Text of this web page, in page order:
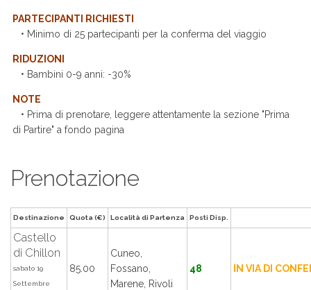
PARTECIPANTI RICHIESTI
• Minimo di 25 partecipanti per la conferma del viaggio
RIDUZIONI
• Bambini 0-9 anni: -30%
NOTE
• Prima di prenotare, leggere attentamente la sezione "Prima
di Partire" a fondo pagina
Prenotazione
Destinazione Quota (€) Località di Partenza Posti Disp.
Castello
di Chillon
sabato 19
Settembre
85.00
Cuneo,
Fossano,
Marene, Rivoli
48 IN VIA DI